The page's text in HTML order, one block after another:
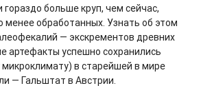
больше круп, чем сейчас,
менее обработанных. Узнать об этом
— экскрементов древних
артефакты успешно сохранились
в старейшей в мире
— Гальштат в Австрии.